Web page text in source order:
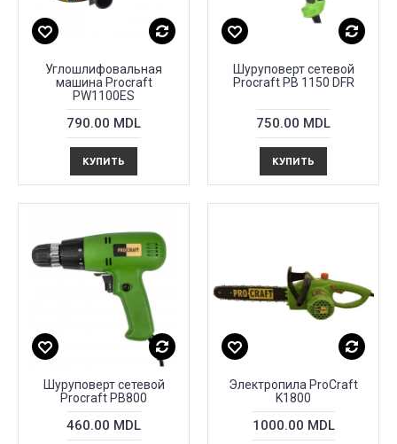
Углошлифовальная
машина Procraft
PW1100ЕS
790.00 MDL
КУПИТЬ
Шуруповерт сетевой
Procraft PB 1150 DFR
750.00 MDL
КУПИТЬ
Шуруповерт сетевой
Procraft PB800
460.00 MDL
Электропила ProCraft
K1800
1000.00 MDL